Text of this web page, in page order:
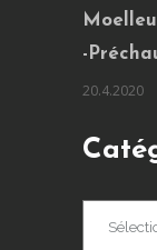
-
20.4.2020